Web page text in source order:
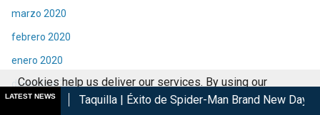
marzo 2020
febrero 2020
enero 2020
diciembre 2019
noviembre 2019
LATEST NEWS| Éxito de Spider-Man Brand New Day en cines Las
Cookies help us deliver our services. By using our
services, you agree to our use of cookies.
Got it